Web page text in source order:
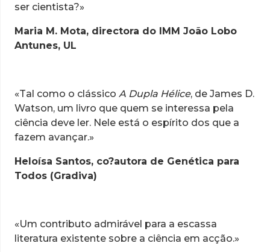
ser cientista?»
Maria M. Mota, directora do IMM João Lobo
Antunes, UL
«Tal como o clássico A Dupla Hélice, de James D.
Watson, um livro que quem se interessa pela
ciência deve ler. Nele está o espírito dos que a
fazem avançar.»
Heloísa Santos, co?autora de Genética para
Todos (Gradiva)
«Um contributo admirável para a escassa
literatura existente sobre a ciência em acção.»